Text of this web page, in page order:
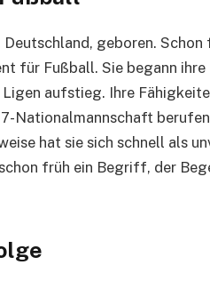
geboren.
für Fußball. Sie begann
aufstieg. Ihre
Nationalmannschaft
hat sie sich schnell als
früh ein Begriff, der